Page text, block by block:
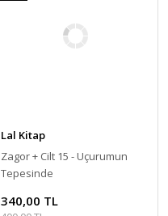
Lal Kitap
Zagor + Cilt 15 - Uçurumun
Tepesinde
340,00 TL